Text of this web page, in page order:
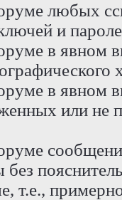
любых
и
в явном
в явном
или не
без
т.е.,